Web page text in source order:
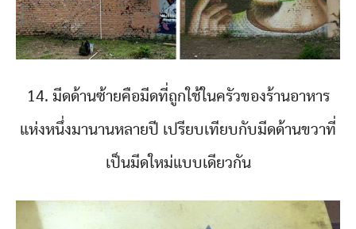
14. มีดด้านซ้ายคือมีดที่ถูกใช้ในครัวของร้านอาหาร
แห่งหนึ่งมานานหลายปี เปรียบเทียบกับมีดด้านขวาที่
เป็นมีดใหม่แบบเดียวกัน